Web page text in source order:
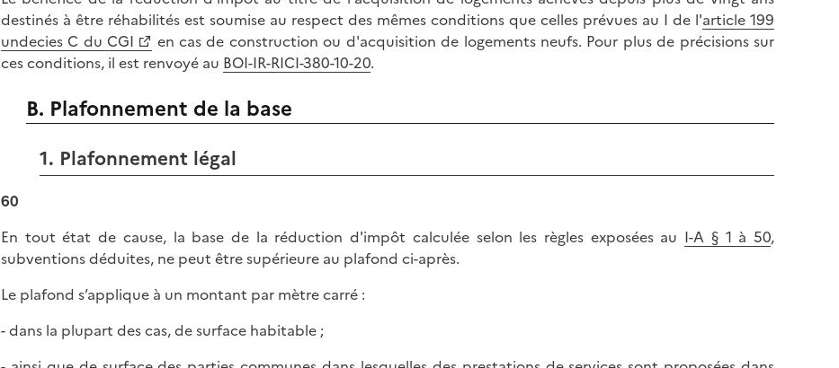
destinés à être réhabilités est soumise au respect des mêmes conditions que celles prévues au I de l'article 199
undecies C du CGI
en cas de construction ou d'acquisition de logements neufs. Pour plus de précisions sur
ces conditions, il est renvoyé au BOI-IR-RICI-380-10-20.
B. Plafonnement de la base
1. Plafonnement légal
60
En tout état de cause, la base de la réduction d'impôt calculée selon les règles exposées au I-A § 1 à 50,
subventions déduites, ne peut être supérieure au plafond ci-après.
Le plafond s’applique à un montant par mètre carré :
- dans la plupart des cas, de surface habitable ;